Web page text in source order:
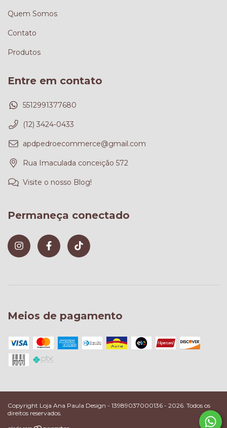
Quem Somos
Contato
Produtos
Entre em contato
5512991377680
(12) 3424-0433
apdpedroecommerce@gmail.com
Rua Imaculada conceição 572
Visite o nosso Blog!
Permaneça conectado
Meios de pagamento
Copyright Loja Ana Paula Design - 13989037000136 - 2026. Todos os
direitos reservados.